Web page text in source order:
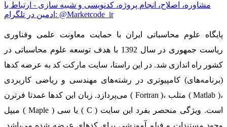
مشاوره، اصلاح، انجام پروژه، کدنویسی و شبیه سازی - ارتباط با
ادمین در تلگرام: @Marketcode_ir
پایگاه علوم محاسباتی ایران با حمایت معاونت علمی وفناوری
ریاست جمهوری در سال 1392 با هدف توسعه علوم محاسباتی در
کشور راه اندازی شد. در این راستا، سایت مارکت کد به عرضه کدها
(برنامه‌های) کامپیوتری در رشته‌های مهندسی و ریاضی کاربردی
می‌پردازد. زبان این کدها عمدتا فرترن ( Fortran )، متلب ( Matlab )،
میپل ( Maple ) یا سی ( C ) است. ویژگی منحصر بفرد این سایت